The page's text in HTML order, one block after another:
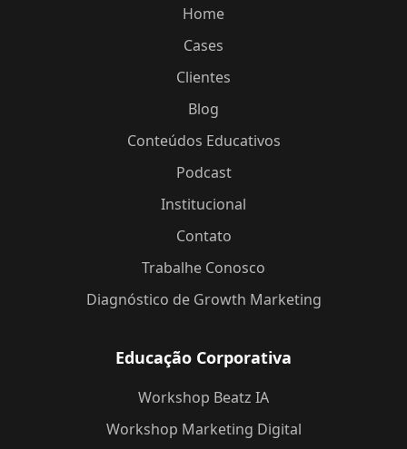
Home
Cases
Clientes
Blog
Conteúdos Educativos
Podcast
Institucional
Contato
Trabalhe Conosco
Diagnóstico de Growth Marketing
Educação Corporativa
Workshop Beatz IA
Workshop Marketing Digital